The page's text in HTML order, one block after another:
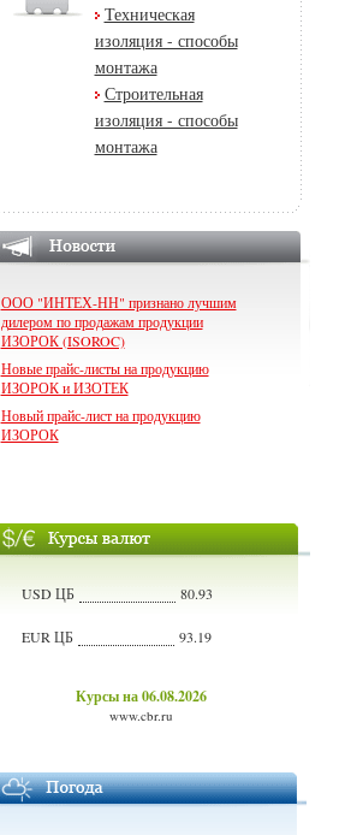
Техническая
изоляция - способы
монтажа
Строительная
изоляция - способы
монтажа
ООО "ИНТЕХ-НН" признано лучшим
дилером по продажам продукции
ИЗОРОК (ISOROC)
Новые прайс-листы на продукцию
ИЗОРОК и ИЗОТЕК
Новый прайс-лист на продукцию
ИЗОРОК
USD ЦБ 80.93
EUR ЦБ 93.19
Курсы на 06.08.2026
www.cbr.ru